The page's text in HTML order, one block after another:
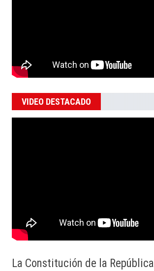
VIDEO DESTACADO
La Constitución de la República